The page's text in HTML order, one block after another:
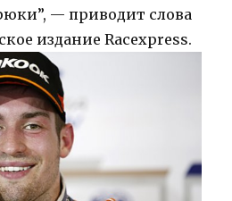
— приводит слова
издание Racexpress.